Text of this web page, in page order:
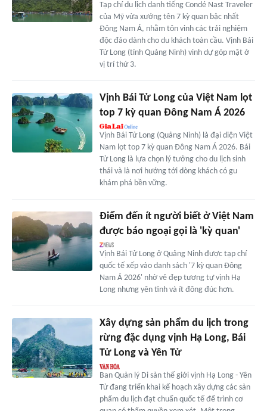
Tạp chí du lịch danh tiếng Condé Nast Traveler
của Mỹ vừa xướng tên 7 kỳ quan bậc nhất
Đông Nam Á, nhằm tôn vinh các trải nghiệm
độc đáo dành cho du khách toàn cầu. Vịnh Bái
Tử Long (tỉnh Quảng Ninh) vinh dự góp mặt ở
vị trí thứ 3.
Vịnh Bái Tử Long của Việt Nam lọt
top 7 kỳ quan Đông Nam Á 2026
Vịnh Bái Tử Long (Quảng Ninh) là đại diện Việt
Nam lọt top 7 kỳ quan Đông Nam Á 2026. Bái
Tử Long là lựa chọn lý tưởng cho du lịch sinh
thái và là nơi hướng tới dòng khách có gu
khám phá bền vững.
Điểm đến ít người biết ở Việt Nam
được báo ngoại gọi là 'kỳ quan'
Vịnh Bái Tử Long ở Quảng Ninh được tạp chí
quốc tế xếp vào danh sách '7 kỳ quan Đông
Nam Á 2026' nhờ vẻ đẹp tương tự vịnh Hạ
Long nhưng yên tĩnh và ít đông đúc hơn.
Xây dựng sản phẩm du lịch trong
rừng đặc dụng vịnh Hạ Long, Bái
Tử Long và Yên Tử
Ban Quản lý Di sản thế giới vịnh Hạ Long - Yên
Tử đang triển khai kế hoạch xây dựng các sản
phẩm du lịch đạt chuẩn quốc tế để trình cơ